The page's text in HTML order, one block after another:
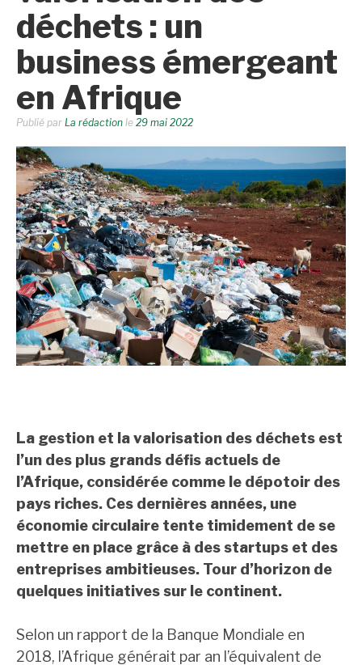
déchets : un
business émergeant
en Afrique
Publié par La rédaction le 29 mai 2022
La gestion et la valorisation des déchets est
l’un des plus grands défis actuels de
l’Afrique, considérée comme le dépotoir des
pays riches. Ces dernières années, une
économie circulaire tente timidement de se
mettre en place grâce à des startups et des
entreprises ambitieuses. Tour d’horizon de
quelques initiatives sur le continent.
Selon un rapport de la Banque Mondiale en
2018, l’Afrique générait par an l’équivalent de